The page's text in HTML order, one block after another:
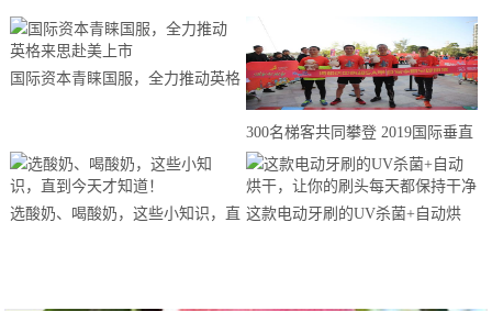
国际资本青睐国服，全力推动英格
300名梯客共同攀登 2019国际垂直
马拉松超级精英赛顺德海骏达中心
站欢乐开跑
选酸奶、喝酸奶，这些小知识，直 这款电动牙刷的UV杀菌+自动烘